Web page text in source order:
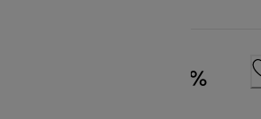
Classic, 35 %
1 kg